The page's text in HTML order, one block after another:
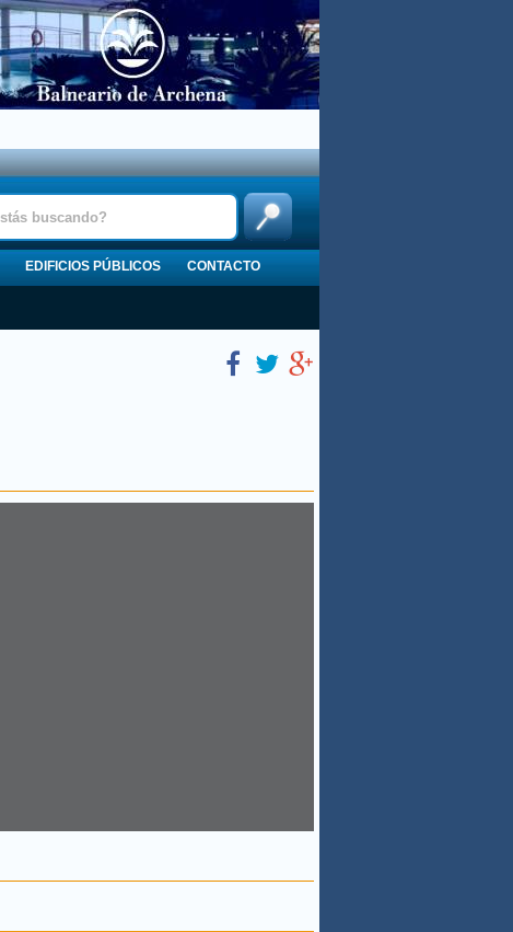
EDIFICIOS PÚBLICOS CONTACTO